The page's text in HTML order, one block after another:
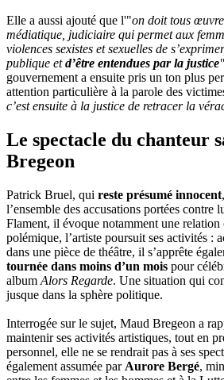
Elle a aussi ajouté que l'"on doit tous
médiatique, judiciaire qui permet aux
violences sexistes et sexuelles de
publique etd’être entendues par la justice"
gouvernement a ensuite pris un ton plus
attention particulière à la parole des
c’est ensuite à la justice de retracer la
Le spectacle du chanteur
Bregeon
Patrick Bruel, qui reste présumé innocent
l’ensemble des accusations portées contre
Flament, il évoque notamment une
polémique, l’artiste poursuit ses activités :
dans une pièce de théâtre, il s’apprête
tournée dans moins d’un mois pour
album Alors Regarde. Une situation qui
jusque dans la sphère politique.
Interrogée sur le sujet, Maud Bregeon a
maintenir ses activités artistiques, tout en
personnel, elle ne se rendrait pas à ses
également assumée par Aurore Bergé,